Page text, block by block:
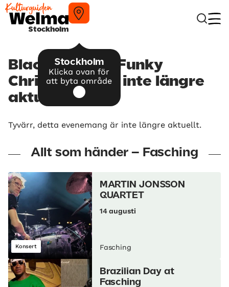
Stockholm
Stockholm
Klicka ovan för
att byta område
Blacknuss – A Funky
Christmas – är inte längre
aktuellt
Tyvärr, detta evenemang är inte längre aktuellt.
Allt som händer – Fasching
Konsert
MARTIN JONSSON
QUARTET
14 augusti
Fasching
Brazilian Day at
Fasching